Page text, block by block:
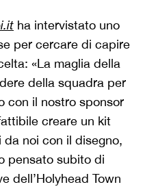
ha intervistato uno
per cercare di capire
«La maglia della
della squadra per
con il nostro sponsor
creare un kit
noi con il disegno,
pensato subito di
dell’Holyhead Town